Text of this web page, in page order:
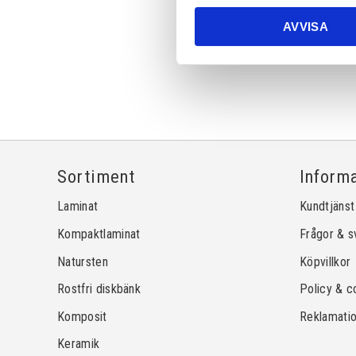
AVVISA
Sortiment
Laminat
Kompaktlaminat
Natursten
Rostfri diskbänk
Komposit
Keramik
Kundtjänst
Frågor &
Köpvillkor
Policy &